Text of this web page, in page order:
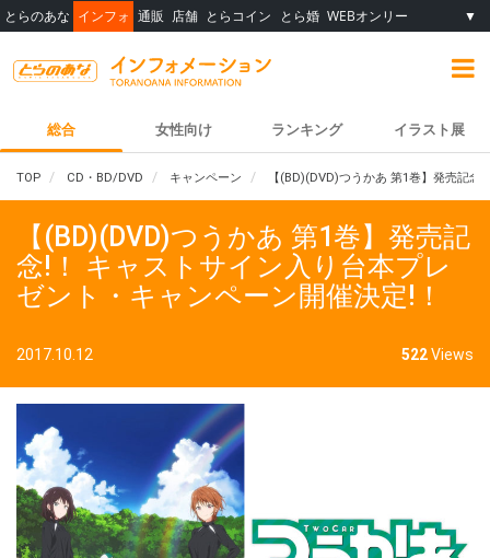
とらのあな インフォ 通販 店舗 とらコイン とら婚 WEBオンリー ▼
総合 女性向け ランキング イラスト展
TOP CD・BD/DVD キャンペーン 【(BD)(DVD)つうかあ 第1巻】発売記
【(BD)(DVD)つうかあ 第1巻】発売記
念!！ キャストサイン入り台本プレ
ゼント・キャンペーン開催決定!！
2017.10.12 522Views